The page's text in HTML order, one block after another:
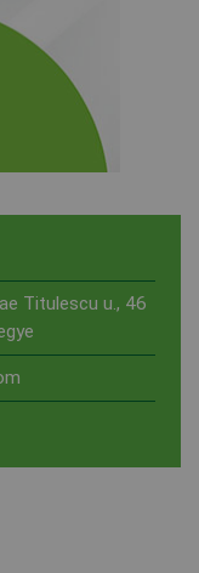
Titulescu u., 46